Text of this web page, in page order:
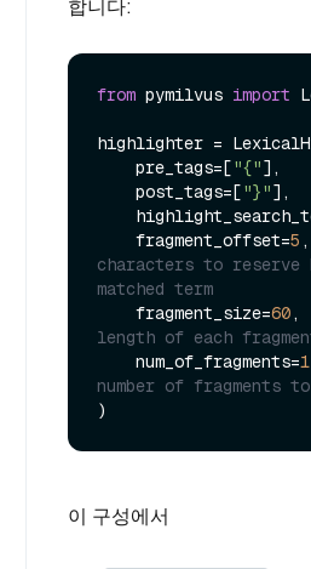
합니다:
from pymilvus import
highlighter =
    pre_tags=[
"{"],
    post_tags=[
"}"],
    fragment_offset=
5
characters to
matched term
    fragment_size=
60
length of each
    num_of_fragments=
1
number of fragments
이 구성에서